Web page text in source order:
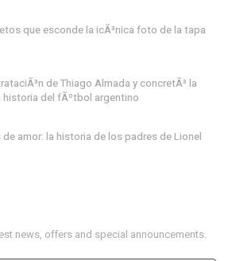
que esconde la icÃ³nica foto de la tapa
de Thiago Almada y concretÃ³ la
historia del fÃºtbol argentino
amor: la historia de los padres de Lionel
news, offers and special announcements.